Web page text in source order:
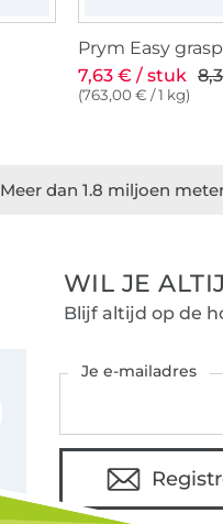
Prym Easy
7,63 € / stuk
(763,00 € / 1 kg)
Meer dan 1.8 miljoen
WIL JE
Blijf altijd op de
Je e-mailadres